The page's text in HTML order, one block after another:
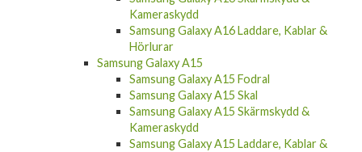
Kameraskydd
Samsung Galaxy A16 Laddare, Kablar &
Hörlurar
Samsung Galaxy A15
Samsung Galaxy A15 Fodral
Samsung Galaxy A15 Skal
Samsung Galaxy A15 Skärmskydd &
Kameraskydd
Samsung Galaxy A15 Laddare, Kablar &